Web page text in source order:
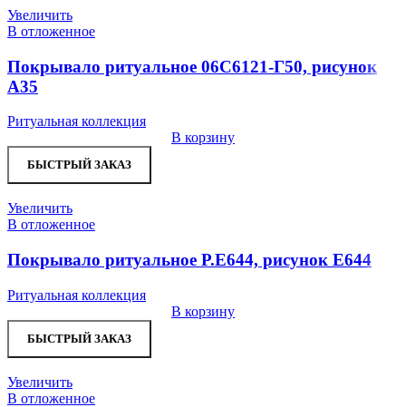
Увеличить
В отложенное
Покрывало ритуальное 06С6121-Г50, рисунок
А35
Ритуальная коллекция
В корзину
БЫСТРЫЙ ЗАКАЗ
Увеличить
В отложенное
Покрывало ритуальное Р.Е644, рисунок Е644
Ритуальная коллекция
В корзину
БЫСТРЫЙ ЗАКАЗ
Увеличить
В отложенное